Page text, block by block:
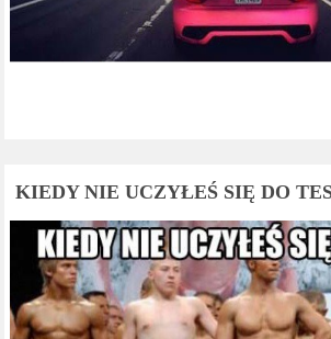
KIEDY NIE UCZYŁEŚ SIĘ DO